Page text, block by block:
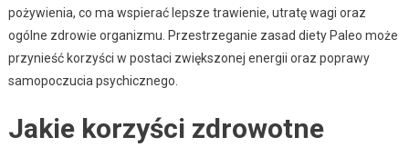
pożywienia, co ma wspierać lepsze trawienie, utratę wagi oraz
ogólne zdrowie organizmu. Przestrzeganie zasad diety Paleo może
przynieść korzyści w postaci zwiększonej energii oraz poprawy
samopoczucia psychicznego.
Jakie korzyści zdrowotne